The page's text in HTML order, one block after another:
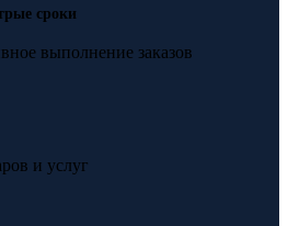
сроки
выполнение заказов
и услуг